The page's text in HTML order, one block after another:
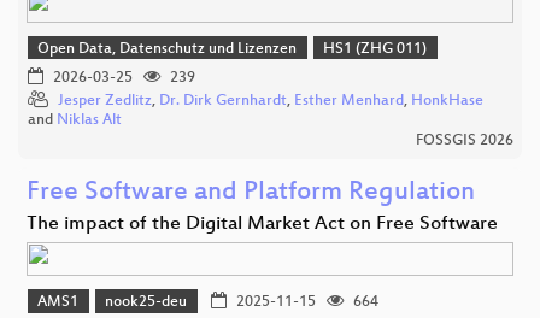
Open Data, Datenschutz und Lizenzen
HS1 (ZHG 011)
2026-03-25
239
Jesper Zedlitz, Dr. Dirk Gernhardt, Esther Menhard, HonkHase
and Niklas Alt
FOSSGIS 2026
Free Software and Platform Regulation
The impact of the Digital Market Act on Free Software
AMS1 nook25-deu 2025-11-15 664